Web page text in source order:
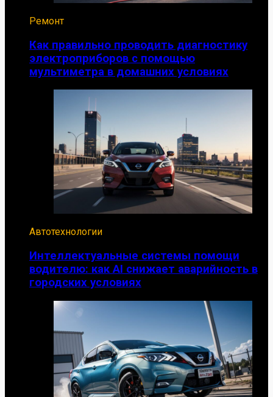
Ремонт
Как правильно проводить диагностику
электроприборов с помощью
мультиметра в домашних условиях
Автотехнологии
Интеллектуальные системы помощи
водителю: как AI снижает аварийность в
городских условиях